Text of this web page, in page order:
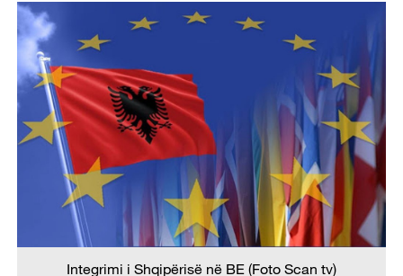
Integrimi i Shqipërisë në BE (Foto Scan tv)